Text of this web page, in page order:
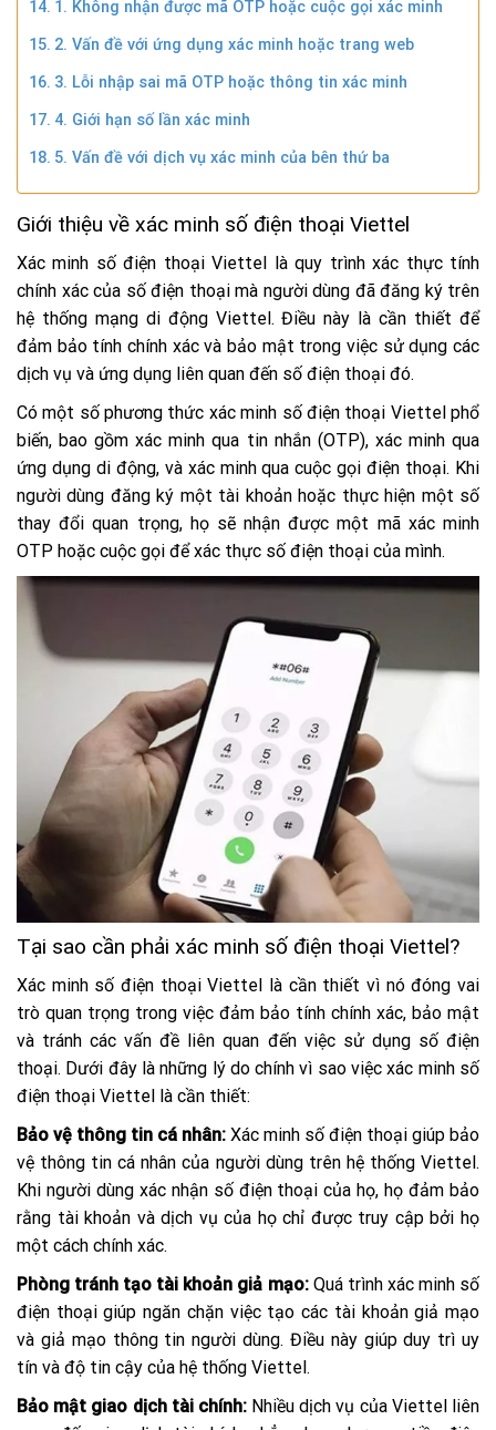
1. Không nhận được mã OTP hoặc cuộc gọi xác minh
2. Vấn đề với ứng dụng xác minh hoặc trang web
3. Lỗi nhập sai mã OTP hoặc thông tin xác minh
4. Giới hạn số lần xác minh
5. Vấn đề với dịch vụ xác minh của bên thứ ba
Giới thiệu về xác minh số điện thoại Viettel
Xác minh số điện thoại Viettel là quy trình xác thực tính
chính xác của số điện thoại mà người dùng đã đăng ký trên
hệ thống mạng di động Viettel. Điều này là cần thiết để
đảm bảo tính chính xác và bảo mật trong việc sử dụng các
dịch vụ và ứng dụng liên quan đến số điện thoại đó.
Có một số phương thức xác minh số điện thoại Viettel phổ
biến, bao gồm xác minh qua tin nhắn (OTP), xác minh qua
ứng dụng di động, và xác minh qua cuộc gọi điện thoại. Khi
người dùng đăng ký một tài khoản hoặc thực hiện một số
thay đổi quan trọng, họ sẽ nhận được một mã xác minh
OTP hoặc cuộc gọi để xác thực số điện thoại của mình.
Tại sao cần phải xác minh số điện thoại Viettel?
Xác minh số điện thoại Viettel là cần thiết vì nó đóng vai
trò quan trọng trong việc đảm bảo tính chính xác, bảo mật
và tránh các vấn đề liên quan đến việc sử dụng số điện
thoại. Dưới đây là những lý do chính vì sao việc xác minh số
điện thoại Viettel là cần thiết:
Bảo vệ thông tin cá nhân: Xác minh số điện thoại giúp bảo
vệ thông tin cá nhân của người dùng trên hệ thống Viettel.
Khi người dùng xác nhận số điện thoại của họ, họ đảm bảo
rằng tài khoản và dịch vụ của họ chỉ được truy cập bởi họ
một cách chính xác.
Phòng tránh tạo tài khoản giả mạo: Quá trình xác minh số
điện thoại giúp ngăn chặn việc tạo các tài khoản giả mạo
và giả mạo thông tin người dùng. Điều này giúp duy trì uy
tín và độ tin cậy của hệ thống Viettel.
Bảo mật giao dịch tài chính: Nhiều dịch vụ của Viettel liên